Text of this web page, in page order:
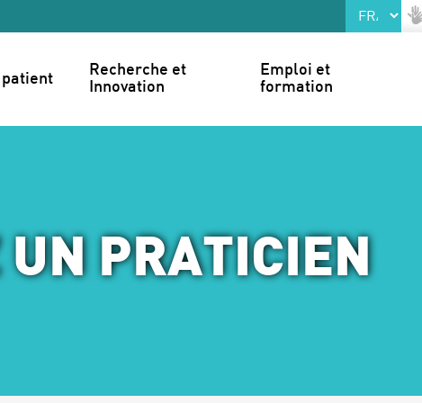
patient
Recherche et
Innovation
Emploi et
formation
UN PRATICIEN